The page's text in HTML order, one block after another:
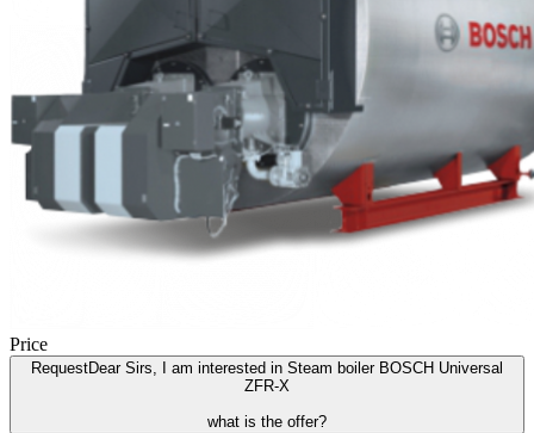
Price
RequestDear Sirs, I am interested in Steam boiler BOSCH Universal
ZFR-X
what is the offer?